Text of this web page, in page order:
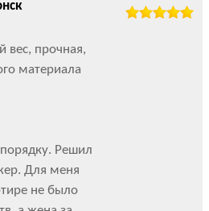
вес, прочная,
материала
Решил
Для меня
не было